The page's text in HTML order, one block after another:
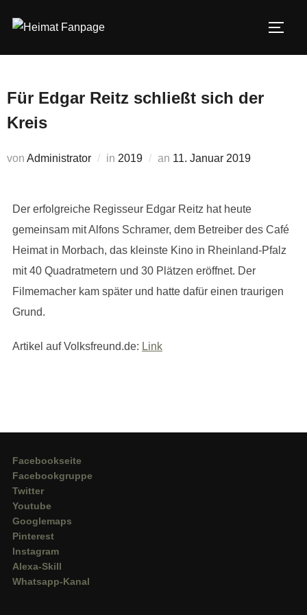
Inhalt
Für Edgar Reitz schließt sich der
Kreis
von Administrator in 2019 an Veröffentlicht
11. Januar 2019
Der erfolgreiche Regisseur Edgar Reitz hat heute
gemeinsam mit Alfons Schramer, dem Betreiber des Café
Heimat in Morbach, das kleinste Kino in Rheinland-Pfalz
mit 40 Quadratmetern und 30 Plätzen eröffnet. Der
Filmemacher kam später und hatte dafür einen traurigen
Grund.
Artikel auf Volksfreund.de: Link
Facebookseite
Facebookgruppe
Twitter
Youtube
Googlemaps
Pinterest
Instagram
Alexa-Skill
Whatsapp-Kanal